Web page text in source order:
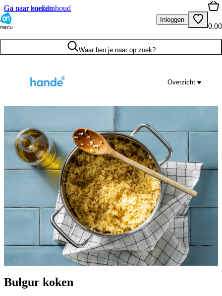
Ga naar hoofdinhoud
Ga naar zoeken
menu
Inloggen
0.00
Waar ben je naar op zoek?
Overzicht
Bulgur koken